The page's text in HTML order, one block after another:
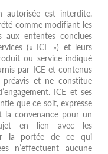
autorisée est interdite.
comme modifiant les
aux ententes conclues
(« ICE ») et leurs
ou service indiqué
par ICE et contenus
préavis et ne constitue
ICE et ses
que ce soit, expresse
convenance pour un
en lien avec les
la portée de ce qui
n’effectuent aucune